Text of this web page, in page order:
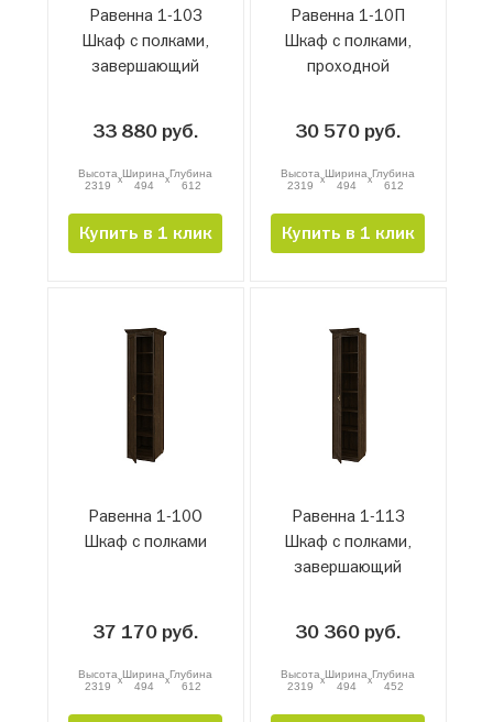
Равенна 1-10З
Шкаф с полками,
завершающий
33 880 руб.
Высота
2319
xШирина
494
xГлубина
612
Купить в 1 клик
Равенна 1-10П
Шкаф с полками,
проходной
30 570 руб.
Высота
2319
xШирина
494
xГлубина
612
Купить в 1 клик
Равенна 1-10О
Шкаф с полками
37 170 руб.
Высота
2319
xШирина
494
xГлубина
612
Равенна 1-11З
Шкаф с полками,
завершающий
30 360 руб.
Высота
2319
xШирина
494
xГлубина
452